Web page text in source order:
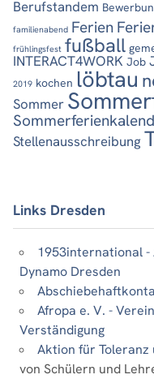
Berufstandem
familienabend Ferien
frühlingsfest fußball
INTERACT4WORK Job
2019 kochen löbtau
Sommer
Stellenausschreibung
Links Dresden
1953international
Dynamo Dresden
Afropa e. V. -
Verständigung
Aktion für Toleranz
von Schülern und